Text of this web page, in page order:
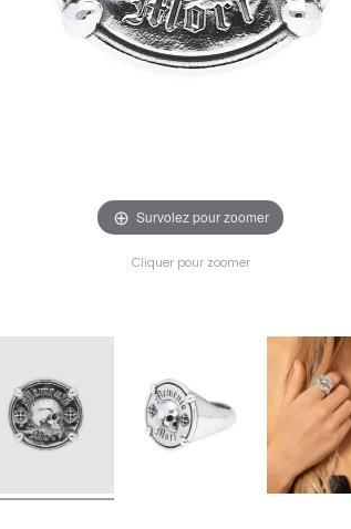
Survolez pour zoomer
Cliquer pour zoomer